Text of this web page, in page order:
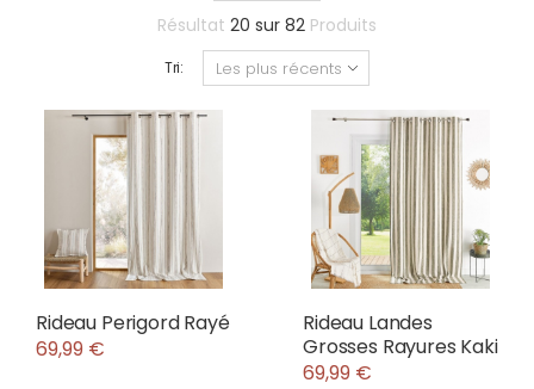
Résultat 20 sur 82 Produits
Tri:
Rideau Perigord Rayé
69,99 €
Rideau Landes
Grosses Rayures Kaki
69,99 €